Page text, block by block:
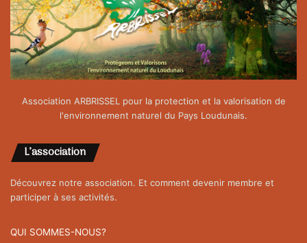
Association ARBRISSEL pour la protection et la valorisation de
l'environnement naturel du Pays Loudunais.
L’association
Découvrez notre association. Et comment devenir membre et
participer à ses activités.
QUI SOMMES-NOUS?